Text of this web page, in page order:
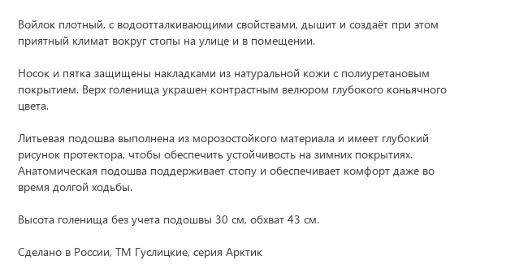
Войлок плотный, с водоотталкивающими свойствами, дышит и создаёт при этом
приятный климат вокруг стопы на улице и в помещении.
Носок и пятка защищены накладками из натуральной кожи с полиуретановым
покрытием. Верх голенища украшен контрастным велюром глубокого коньячного
цвета.
Литьевая подошва выполнена из морозостойкого материала и имеет глубокий
рисунок протектора, чтобы обеспечить устойчивость на зимних покрытиях.
Анатомическая подошва поддерживает стопу и обеспечивает комфорт даже во
время долгой ходьбы.
Высота голенища без учета подошвы 30 см, обхват 43 см.
Сделано в России, ТМ Гуслицкие, серия Арктик